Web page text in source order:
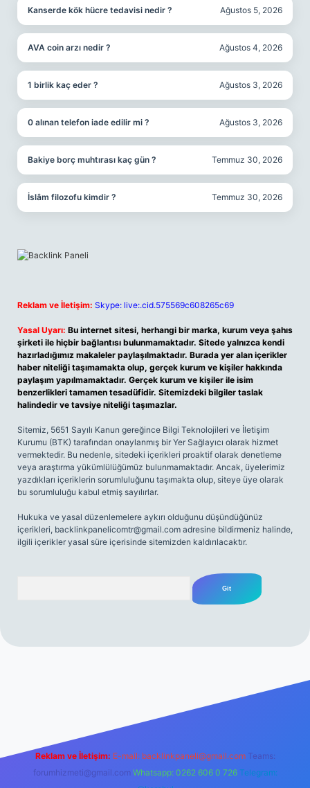
Kanserde kök hücre tedavisi nedir ? Ağustos 5, 2026
AVA coin arzı nedir ? Ağustos 4, 2026
1 birlik kaç eder ? Ağustos 3, 2026
0 alınan telefon iade edilir mi ? Ağustos 3, 2026
Bakiye borç muhtırası kaç gün ? Temmuz 30, 2026
İslâm filozofu kimdir ? Temmuz 30, 2026
Reklam ve İletişim: Skype: live:.cid.575569c608265c69
Yasal Uyarı: Bu internet sitesi, herhangi bir marka, kurum veya şahıs
şirketi ile hiçbir bağlantısı bulunmamaktadır. Sitede yalnızca kendi
hazırladığımız makaleler paylaşılmaktadır. Burada yer alan içerikler
haber niteliği taşımamakta olup, gerçek kurum ve kişiler hakkında
paylaşım yapılmamaktadır. Gerçek kurum ve kişiler ile isim
benzerlikleri tamamen tesadüfidir. Sitemizdeki bilgiler taslak
halindedir ve tavsiye niteliği taşımazlar.
Sitemiz, 5651 Sayılı Kanun gereğince Bilgi Teknolojileri ve İletişim
Kurumu (BTK) tarafından onaylanmış bir Yer Sağlayıcı olarak hizmet
vermektedir. Bu nedenle, sitedeki içerikleri proaktif olarak denetleme
veya araştırma yükümlülüğümüz bulunmamaktadır. Ancak, üyelerimiz
yazdıkları içeriklerin sorumluluğunu taşımakta olup, siteye üye olarak
bu sorumluluğu kabul etmiş sayılırlar.
Hukuka ve yasal düzenlemelere aykırı olduğunu düşündüğünüz
içerikleri, backlinkpanelicomtr@gmail.com adresine bildirmeniz halinde,
ilgili içerikler yasal süre içerisinde sitemizden kaldırılacaktır.
Reklam ve İletişim: E-mail: backlinkpaneli@gmail.com Teams:
forumhizmeti@gmail.com Whatsapp: 0262 606 0 726 Telegram: